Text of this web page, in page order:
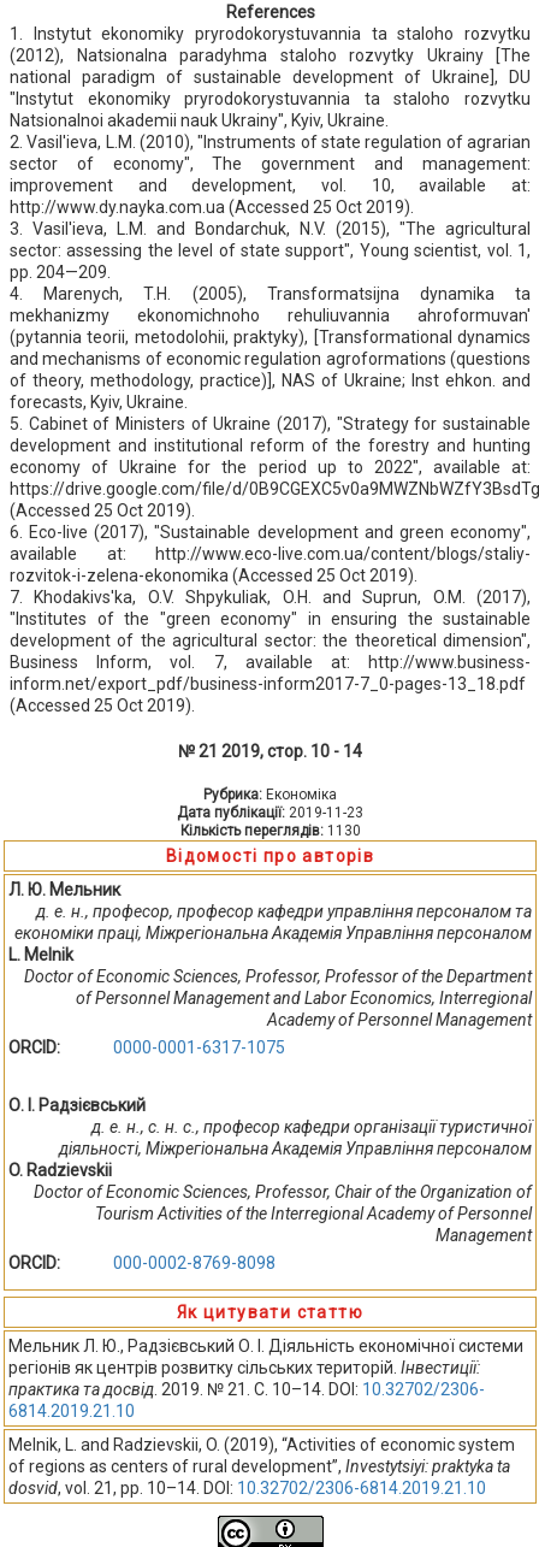
References
1. Instytut ekonomiky pryrodokorystuvannia ta staloho rozvytku
(2012), Natsionalna paradyhma staloho rozvytky Ukrainy [The
national paradigm of sustainable development of Ukraine], DU
"Instytut ekonomiky pryrodokorystuvannia ta staloho rozvytku
Natsionalnoi akademii nauk Ukrainy", Kyiv, Ukraine.
2. Vasil'ieva, L.М. (2010), "Instruments of state regulation of agrarian
sector of economy", The government and management:
improvement and development, vol. 10, available at:
http://www.dy.nayka.com.ua (Accessed 25 Oct 2019).
3. Vasil'ieva, L.М. and Bondarchuk, N.V. (2015), "The agricultural
sector: assessing the level of state support", Young scientist, vol. 1,
pp. 204—209.
4. Marenych, T.H. (2005), Transformatsijna dynamika ta
mekhanizmy ekonomichnoho rehuliuvannia ahroformuvan'
(pytannia teorii, metodolohii, praktyky), [Transformational dynamics
and mechanisms of economic regulation agroformations (questions
of theory, methodology, practice)], NAS of Ukraine; Inst ehkon. and
forecasts, Kyiv, Ukraine.
5. Cabinet of Ministers of Ukraine (2017), "Strategy for sustainable
development and institutional reform of the forestry and hunting
economy of Ukraine for the period up to 2022", available at:
https://drive.google.com/file/d/
(Accessed 25 Oct 2019).
6. Eco-live (2017), "Sustainable development and green economy",
available at: http://www.eco-live.com.ua/content/blogs/staliy-
rozvitok-i-zelena-ekonomika (Accessed 25 Oct 2019).
7. Khodakivs'ka, O.V. Shpykuliak, O.H. and Suprun, O.M. (2017),
"Institutes of the "green economy" in ensuring the sustainable
development of the agricultural sector: the theoretical dimension",
Business Inform, vol. 7, available at: http://www.business-
inform.net/export_pdf/business-inform2017-7_0-pages-13_18.pdf
(Accessed 25 Oct 2019).
№ 21 2019, стор. 10 - 14
Рубрика: Економіка
Дата публікації: 2019-11-23
Кількість переглядів: 1130
Відомості про авторів
Л. Ю. Мельник
д. е. н., професор, професор кафедри управління персоналом та
економіки праці, Міжрегіональна Академія Управління персоналом
L. Melnik
Doctor of Economic Sciences, Professor, Professor of the Department
of Personnel Management and Labor Economics, Interregional
Academy of Personnel Management
ORCID:
0000-0001-6317-1075
О. І. Радзієвський
д. е. н., с. н. с., професор кафедри організації туристичної
діяльності, Міжрегіональна Академія Управління персоналом
O. Radzievskii
Doctor of Economic Sciences, Professor, Chair of the Organization of
Tourism Activities of the Interregional Academy of Personnel
Management
ORCID:
000-0002-8769-8098
Як цитувати статтю
Мельник Л. Ю., Радзієвський О. І. Діяльність економічної системи
регіонів як центрів розвитку сільських територій. Інвестиції:
практика та досвід . 2019. № 21. С. 10–14. DOI: 10.32702/2306-
6814.2019.21.10
Melnik, L. and Radzievskii, O. (2019), “Activities of economic system
of regions as centers of rural development”, Investytsiyi: praktyka ta
dosvid, vol. 21, pp. 10–14. DOI: 10.32702/2306-6814.2019.21.10